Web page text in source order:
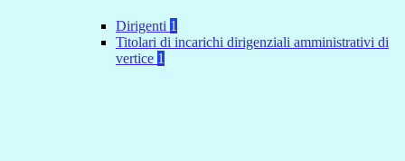
Dirigenti 1
Titolari di incarichi dirigenziali amministrativi di
vertice 1